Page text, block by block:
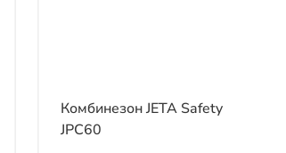
Комбинезон JETA Safety
JPC60